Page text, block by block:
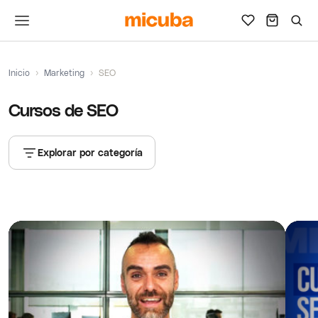
Inicio › Marketing › SEO
Cursos de SEO
Explorar por categoría